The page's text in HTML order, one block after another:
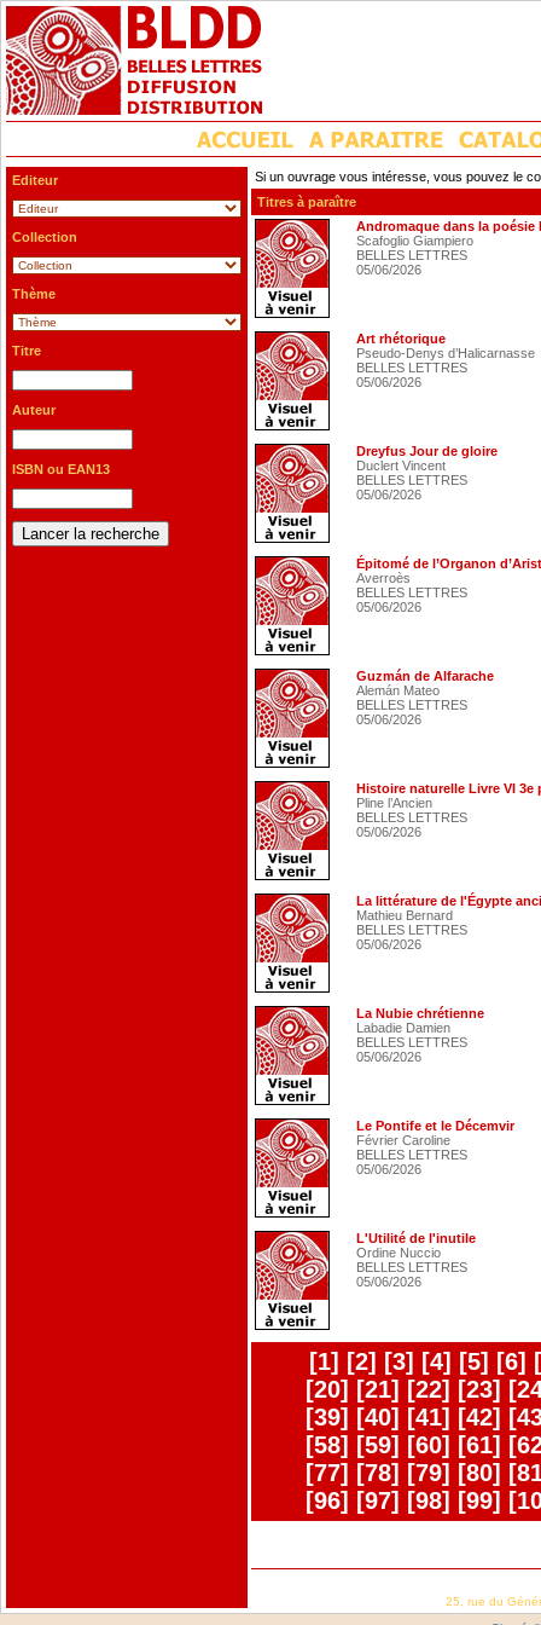
Editeur
Collection
Thème
Titre
Auteur
ISBN ou EAN13
Si un ouvrage vous intéresse, vous pouvez le
Titres à paraître
Andromaque dans la poésie
Scafoglio Giampiero
BELLES LETTRES
05/06/2026
Art rhétorique
Pseudo-Denys d’Halicarnasse
BELLES LETTRES
05/06/2026
Dreyfus Jour de gloire
Duclert Vincent
BELLES LETTRES
05/06/2026
Épitomé de l’Organon
Averroès
BELLES LETTRES
05/06/2026
Guzmán de Alfarache
Alemán Mateo
BELLES LETTRES
05/06/2026
Histoire naturelle Livre VI 3e
Pline l’Ancien
BELLES LETTRES
05/06/2026
La littérature de l'Égypte
Mathieu Bernard
BELLES LETTRES
05/06/2026
La Nubie chrétienne
Labadie Damien
BELLES LETTRES
05/06/2026
Le Pontife et le Décemvir
Février Caroline
BELLES LETTRES
05/06/2026
L'Utilité de l'inutile
Ordine Nuccio
BELLES LETTRES
05/06/2026
[1] [2] [3] [4] [5] [6]
[20] [21] [22] [23]
[39] [40] [41] [42]
[58] [59] [60] [61]
[77] [78] [79] [80]
[96] [97] [98] [99]
25, rue du